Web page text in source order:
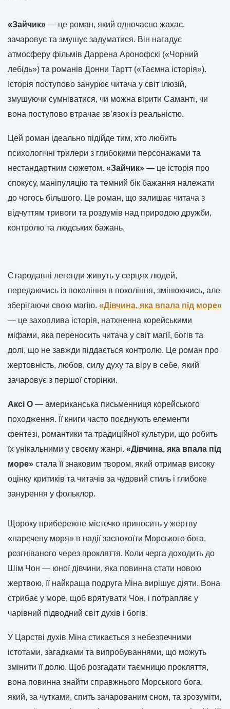
«Зайчик» — це роман, який одночасно жахає,
зачаровує та змушує задуматися. Він нагадує
атмосферу фільмів Даррена Аронофскі («Чорний
лебідь») та романів Донни Тартт («Таємна історія»).
Історія поступово занурює читача у світ ілюзій,
змушуючи сумніватися, чи можна вірити Саманті, чи
вона поступово втрачає зв’язок із реальністю.
Цей роман ідеально підійде тим, хто любить
психологічні трилери з глибокими персонажами та
нестандартним сюжетом. «Зайчик» — це історія про
спокусу, маніпуляцію та темний бік бажання належати
до чогось більшого. Це роман, що залишає читача з
відчуттям тривоги та роздумів над природою дружби,
контролю та людських бажань.
Стародавні легенди живуть у серцях людей,
передаючись із покоління в покоління, змінюючись, але
зберігаючи свою магію. «Дівчина, яка впала під море»
— це захоплива історія, натхненна корейськими
міфами, яка переносить читача у світ магії, богів та
долі, що не завжди піддається контролю. Це роман про
жертовність, любов, силу духу та віру в себе, який
зачаровує з першої сторінки.
Аксі О — американська письменниця корейського
походження. Її книги часто поєднують елементи
фентезі, романтики та традиційної культури, що робить
їх унікальними у своєму жанрі. «Дівчина, яка впала під
море» стала її знаковим твором, який отримав високу
оцінку критиків та читачів за чудовий стиль і глибоке
занурення у фольклор.
Щороку прибережне містечко приносить у жертву
«наречену моря» в надії заспокоїти Морського бога,
розгніваного через прокляття. Коли черга доходить до
Шім Чон — юної дівчини, яка повинна стати новою
жертвою, її найкраща подруга Міна вирішує діяти. Вона
стрибає у море, щоб врятувати Чон, і потрапляє у
чарівний підводний світ духів і богів.
У Царстві духів Міна стикається з небезпечними
істотами, загадками та випробуваннями, що можуть
змінити її долю. Щоб розгадати таємницю прокляття,
вона повинна знайти справжнього Морського бога,
який, за чутками, спить зачарованим сном, та зрозуміти,